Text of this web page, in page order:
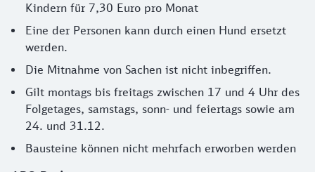
Kindern für 7,30 Euro pro Monat
Eine der Personen kann durch einen Hund ersetzt
werden.
Die Mitnahme von Sachen ist nicht inbegriffen.
Gilt montags bis freitags zwischen 17 und 4 Uhr des
Folgetages, samstags, sonn- und feiertags sowie am
24. und 31.12.
Bausteine können nicht mehrfach erworben werden